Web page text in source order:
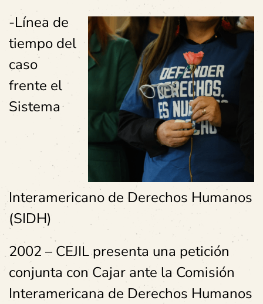
-Línea de
tiempo del
caso
frente el
Sistema
Interamericano de Derechos Humanos
(SIDH)
2002 – CEJIL presenta una petición
conjunta con Cajar ante la Comisión
Interamericana de Derechos Humanos